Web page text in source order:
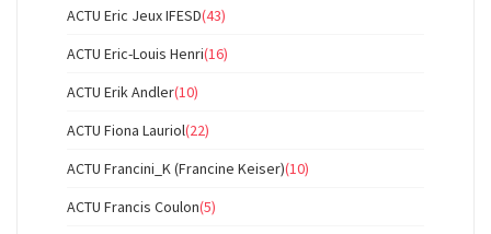
ACTU Eric Jeux IFESD(43)
ACTU Eric-Louis Henri(16)
ACTU Erik Andler(10)
ACTU Fiona Lauriol(22)
ACTU Francini_K (Francine Keiser)(10)
ACTU Francis Coulon(5)